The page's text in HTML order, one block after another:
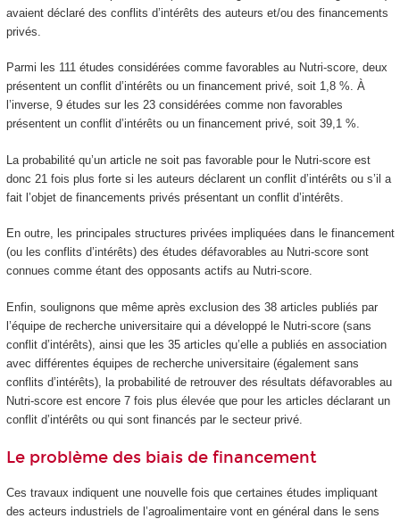
avaient déclaré des conflits d’intérêts des auteurs et/ou des financements
privés.
Parmi les 111 études considérées comme favorables au Nutri-score, deux
présentent un conflit d’intérêts ou un financement privé, soit 1,8 %. À
l’inverse, 9 études sur les 23 considérées comme non favorables
présentent un conflit d’intérêts ou un financement privé, soit 39,1 %.
La probabilité qu’un article ne soit pas favorable pour le Nutri-score est
donc 21 fois plus forte si les auteurs déclarent un conflit d’intérêts ou s’il a
fait l’objet de financements privés présentant un conflit d’intérêts.
En outre, les principales structures privées impliquées dans le financement
(ou les conflits d’intérêts) des études défavorables au Nutri-score sont
connues comme étant des opposants actifs au Nutri-score.
Enfin, soulignons que même après exclusion des 38 articles publiés par
l’équipe de recherche universitaire qui a développé le Nutri-score (sans
conflit d’intérêts), ainsi que les 35 articles qu’elle a publiés en association
avec différentes équipes de recherche universitaire (également sans
conflits d’intérêts), la probabilité de retrouver des résultats défavorables au
Nutri-score est encore 7 fois plus élevée que pour les articles déclarant un
conflit d’intérêts ou qui sont financés par le secteur privé.
Le problème des biais de financement
Ces travaux indiquent une nouvelle fois que certaines études impliquant
des acteurs industriels de l’agroalimentaire vont en général dans le sens